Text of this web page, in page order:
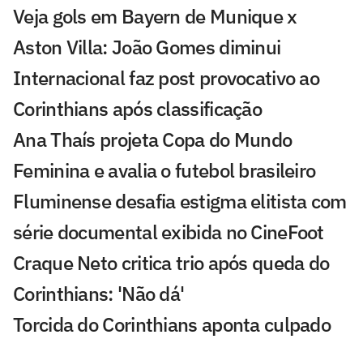
Veja gols em Bayern de Munique x
Aston Villa: João Gomes diminui
Internacional faz post provocativo ao
Corinthians após classificação
Ana Thaís projeta Copa do Mundo
Feminina e avalia o futebol brasileiro
Fluminense desafia estigma elitista com
série documental exibida no CineFoot
Craque Neto critica trio após queda do
Corinthians: 'Não dá'
Torcida do Corinthians aponta culpado